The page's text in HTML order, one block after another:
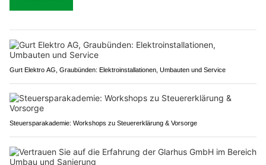
Gurt Elektro AG, Graubünden: Elektroinstallationen, Umbauten und Service
Steuersparakademie: Workshops zu Steuererklärung & Vorsorge